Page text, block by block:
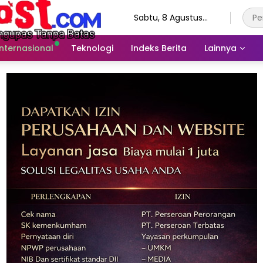
Sabtu, 8 Agustus
Teknologi Indeks Berita Lainnya